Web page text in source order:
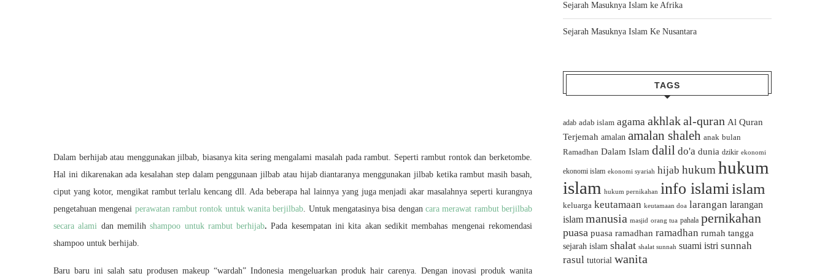
Dalam berhijab atau menggunakan jilbab, biasanya kita sering mengalami masalah pada rambut. Seperti rambut rontok dan berketombe.
Hal ini dikarenakan ada kesalahan step dalam penggunaan jilbab atau hijab diantaranya menggunakan jilbab ketika rambut masih basah,
ciput yang kotor, mengikat rambut terlalu kencang dll. Ada beberapa hal lainnya yang juga menjadi akar masalahnya seperti kurangnya
pengetahuan mengenai perawatan rambut rontok untuk wanita berjilbab. Untuk mengatasinya bisa dengancara merawat rambut berjilbab
secara alami dan memilihshampoo untuk rambut berhijab. Pada kesempatan ini kita akan sedikit membahas mengenai rekomendasi
shampoo untuk berhijab.
Baru baru ini salah satu produsen makeup “wardah” Indonesia mengeluarkan produk hair carenya. Dengan inovasi produk wanita
Sejarah Masuknya Islam ke Afrika
Sejarah Masuknya Islam Ke Nusantara
TAGS
adab adab islam agama akhlakal-quran Al Quran
Terjemah amalan amalan shaleh anak bulan
Ramadhan Dalam Islam dalil do'a dunia dzikir ekonomi
ekonomi islam ekonomi syariah hijab hukum hukum
islam hukum pernikahan info islamiislam
keluarga keutamaan keutamaan doa larangan larangan
islam manusia masjid orang tua pahala pernikahan
puasa puasa ramadhan ramadhan rumah tangga
sejarah islam shalat shalat sunnah suami istri sunnah
rasul tutorial wanita